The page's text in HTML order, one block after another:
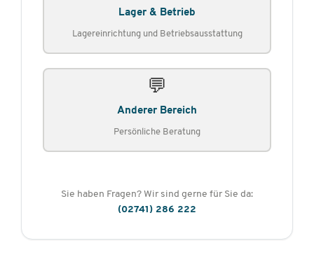
Lager & Betrieb
Lagereinrichtung und Betriebsausstattung
💬
Anderer Bereich
Persönliche Beratung
Sie haben Fragen? Wir sind gerne für Sie da:
(02741) 286 222